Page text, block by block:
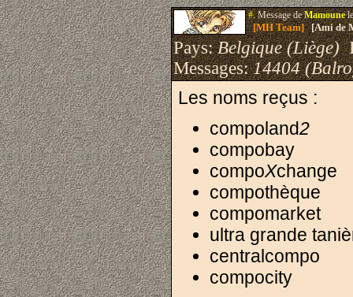
#.Message deMamoune
[MH Team][Ami de
Pays:Belgique (Liège)
Messages:14404
Les noms reçus :
compoland2
compobay
compoXchange
compothèque
compomarket
ultra grande
centralcompo
compocity